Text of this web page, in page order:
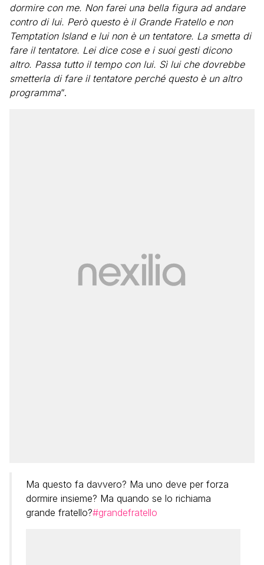
dormire con me. Non farei una bella figura ad andare
contro di lui. Però questo è il Grande Fratello e non
Temptation Island e lui non è un tentatore. La smetta di
fare il tentatore. Lei dice cose e i suoi gesti dicono
altro. Passa tutto il tempo con lui. Sì lui che dovrebbe
smetterla di fare il tentatore perché questo è un altro
programma“.
Ma questo fa davvero? Ma uno deve per forza
dormire insieme? Ma quando se lo richiama
grande fratello?#grandefratello